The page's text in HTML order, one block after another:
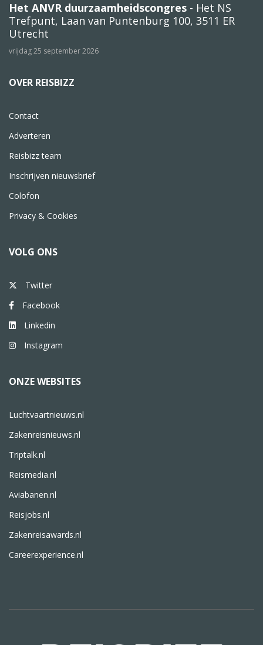
Het ANVR duurzaamheidscongres - Het NS
Trefpunt, Laan van Puntenburg 100, 3511 ER
Utrecht
vrijdag 25 september 2026
OVER REISBIZZ
Contact
Adverteren
Reisbizz team
Inschrijven nieuwsbrief
Colofon
Privacy & Cookies
VOLG ONS
Twitter
Facebook
Linkedin
Instagram
ONZE WEBSITES
Luchtvaartnieuws.nl
Zakenreisnieuws.nl
Triptalk.nl
Reismedia.nl
Aviabanen.nl
Reisjobs.nl
Zakenreisawards.nl
Careerexperience.nl